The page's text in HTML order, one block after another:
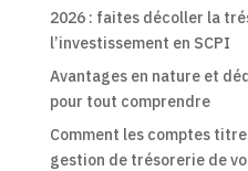
2026 : faites décoller la
l’investissement en SCPI
Avantages en nature et
pour tout comprendre
Comment les comptes
gestion de trésorerie de